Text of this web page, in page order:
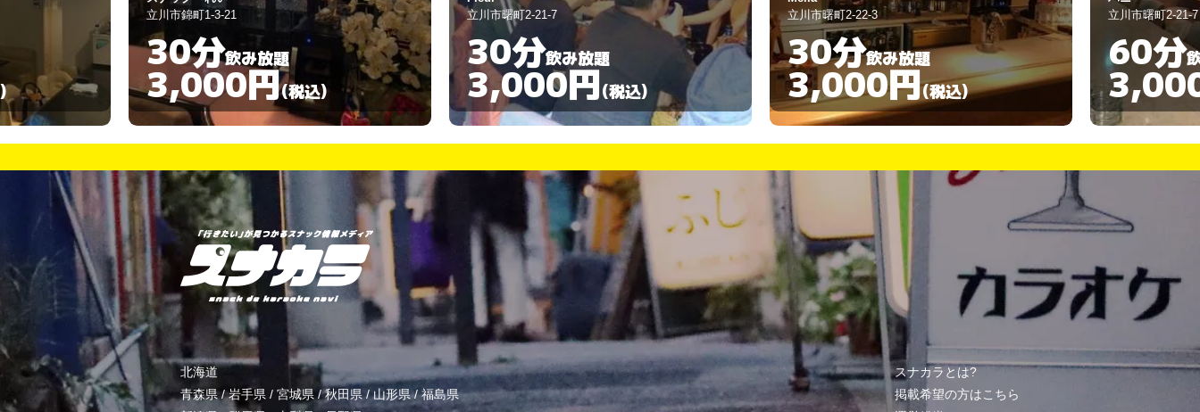
立川市曙町2-21-7
30分飲み放題
3,000円(税込)
立川市曙町2-22-3
30分飲み放題
3,000円(税込)
立川市曙町2-21-7
60分飲み放題
3,000円(税込)
立川市錦町1-3-21
30分
北海道
青森県/岩手県 / 宮城県 /秋田県 /山形県/福島県
スナカラとは?
掲載希望の方はこちら